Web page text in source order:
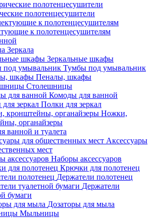
полотенцесушители
к полотенцесушителям
Зеркала
Зеркальные шкафы
Тумбы под умывальник
Пеналы, шкафы
Столешницы
Комоды для ванной
Полки для зеркал
Ножки,
органайзеры
ванной и туалета
Аксессуары
мест
Наборы аксессуаров
Крючки для полотенец
Держатели полотенец
Держатели
бумаги
Дозаторы для мыла
Мыльницы